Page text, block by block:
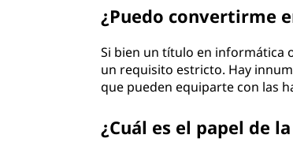
¿Puedo convertirme
Si bien un título en informática
un requisito estricto. Hay
que pueden equiparte con las
¿Cuál es el papel de